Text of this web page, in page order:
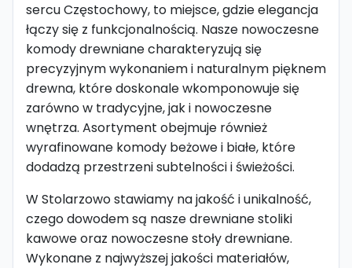
sercu Częstochowy, to miejsce, gdzie elegancja
łączy się z funkcjonalnością. Nasze nowoczesne
komody drewniane charakteryzują się
precyzyjnym wykonaniem i naturalnym pięknem
drewna, które doskonale wkomponowuje się
zarówno w tradycyjne, jak i nowoczesne
wnętrza. Asortyment obejmuje również
wyrafinowane komody beżowe i białe, które
dodadzą przestrzeni subtelności i świeżości.
W Stolarzowo stawiamy na jakość i unikalność,
czego dowodem są nasze drewniane stoliki
kawowe oraz nowoczesne stoły drewniane.
Wykonane z najwyższej jakości materiałów,